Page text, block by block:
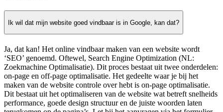
Ik wil dat mijn website goed vindbaar is in Google, kan dat?
Ja, dat kan! Het online vindbaar maken van een website wordt
‘SEO’ genoemd. Oftewel, Search Engine Optimization (NL:
Zoekmachine Optimalisatie). Dit proces bestaat uit twee onderdelen:
on-page en off-page optimalisatie. Het gedeelte waar je bij het
maken van de website controle over hebt is on-page optimalisatie.
Dit bestaat uit het optimaliseren van de website wat betreft snelheids
performance, goede design structuur en de juiste woorden laten